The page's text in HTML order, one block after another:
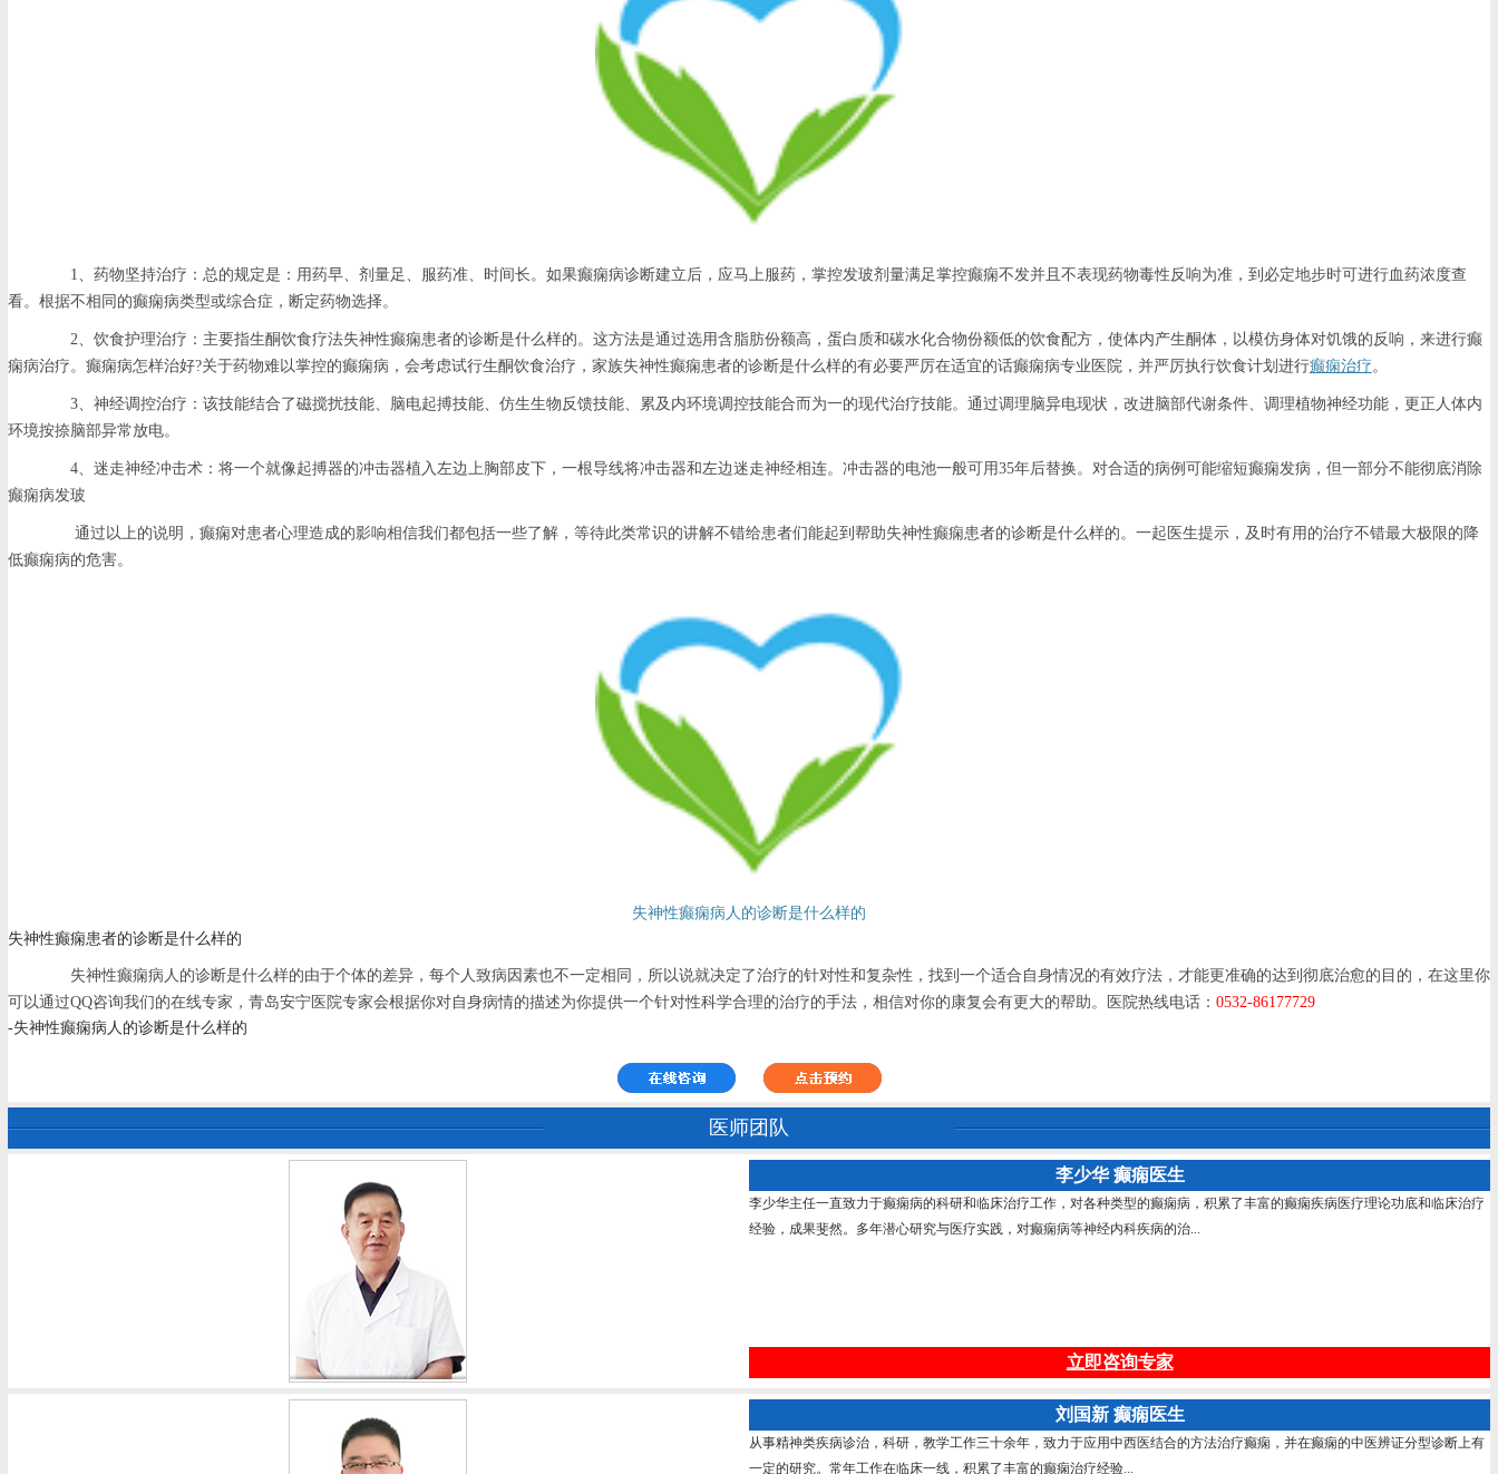
1、药物坚持治疗：总的规定是：用药早、剂量足、服药准、时间长。如果癫痫病诊断建立后，应马上服药，掌控发玻剂量满足掌控癫痫不发并且不表现药物毒性反响为准，到必定地步时可进行血药浓度查
看。根据不相同的癫痫病类型或综合症，断定药物选择。
2、饮食护理治疗：主要指生酮饮食疗法失神性癫痫患者的诊断是什么样的。这方法是通过选用含脂肪份额高，蛋白质和碳水化合物份额低的饮食配方，使体内产生酮体，以模仿身体对饥饿的反响，来进行癫
痫病治疗。癫痫病怎样治好?关于药物难以掌控的癫痫病，会考虑试行生酮饮食治疗，家族失神性癫痫患者的诊断是什么样的有必要严厉在适宜的话癫痫病专业医院，并严厉执行饮食计划进行癫痫治疗。
3、神经调控治疗：该技能结合了磁搅扰技能、脑电起搏技能、仿生生物反馈技能、累及内环境调控技能合而为一的现代治疗技能。通过调理脑异电现状，改进脑部代谢条件、调理植物神经功能，更正人体内
环境按捺脑部异常放电。
4、迷走神经冲击术：将一个就像起搏器的冲击器植入左边上胸部皮下，一根导线将冲击器和左边迷走神经相连。冲击器的电池一般可用35年后替换。对合适的病例可能缩短癫痫发病，但一部分不能彻底消除
癫痫病发玻
通过以上的说明，癫痫对患者心理造成的影响相信我们都包括一些了解，等待此类常识的讲解不错给患者们能起到帮助失神性癫痫患者的诊断是什么样的。一起医生提示，及时有用的治疗不错最大极限的降
低癫痫病的危害。
失神性癫痫病人的诊断是什么样的
失神性癫痫患者的诊断是什么样的
失神性癫痫病人的诊断是什么样的由于个体的差异，每个人致病因素也不一定相同，所以说就决定了治疗的针对性和复杂性，找到一个适合自身情况的有效疗法，才能更准确的达到彻底治愈的目的，在这里你
可以通过QQ咨询我们的在线专家，青岛安宁医院专家会根据你对自身病情的描述为你提供一个针对性科学合理的治疗的手法，相信对你的康复会有更大的帮助。医院热线电话： 0532-86177729
-失神性癫痫病人的诊断是什么样的
医师团队
李少华 癫痫医生
李少华主任一直致力于癫痫病的科研和临床治疗工作，对各种类型的癫痫病，积累了丰富的癫痫疾病医疗理论功底和临床治疗
经验，成果斐然。多年潜心研究与医疗实践，对癫痫病等神经内科疾病的治...
立即咨询专家
刘国新 癫痫医生
从事精神类疾病诊治，科研，教学工作三十余年，致力于应用中西医结合的方法治疗癫痫，并在癫痫的中医辨证分型诊断上有
一定的研究。常年工作在临床一线，积累了丰富的癫痫治疗经验...